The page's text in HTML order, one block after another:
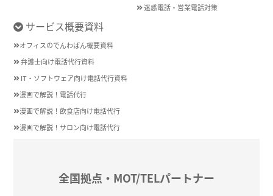
迷惑電話・営業電話対策
サービス概要資料
オフィスのでんわばん概要資料
弁護士向け電話代行資料
IT・ソフトウェア向け電話代行資料
漫画で解説！電話代行
漫画で解説！飲食店向け電話代行
漫画で解説！サロン向け電話代行
全国拠点・MOT/TELパートナー